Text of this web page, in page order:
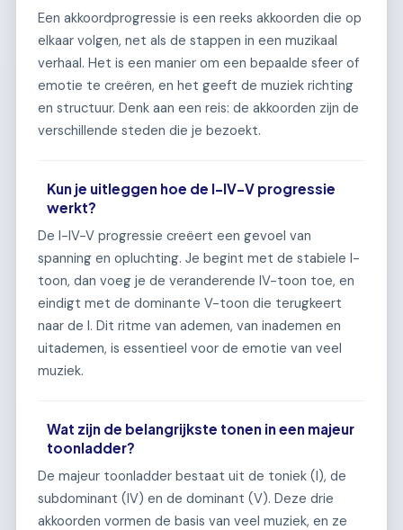
Een akkoordprogressie is een reeks akkoorden die op
elkaar volgen, net als de stappen in een muzikaal
verhaal. Het is een manier om een bepaalde sfeer of
emotie te creëren, en het geeft de muziek richting
en structuur. Denk aan een reis: de akkoorden zijn de
verschillende steden die je bezoekt.
Kun je uitleggen hoe de I-IV-V progressie
werkt?
De I-IV-V progressie creëert een gevoel van
spanning en opluchting. Je begint met de stabiele I-
toon, dan voeg je de veranderende IV-toon toe, en
eindigt met de dominante V-toon die terugkeert
naar de I. Dit ritme van ademen, van inademen en
uitademen, is essentieel voor de emotie van veel
muziek.
Wat zijn de belangrijkste tonen in een majeur
toonladder?
De majeur toonladder bestaat uit de toniek (I), de
subdominant (IV) en de dominant (V). Deze drie
akkoorden vormen de basis van veel muziek, en ze